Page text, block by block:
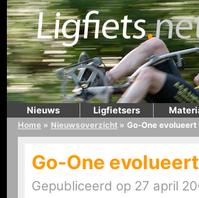
Nieuws Ligfietsers
Home » Nieuwsoverzicht » Go-One evolueert
Go-One
Gepubliceerd op 27 april